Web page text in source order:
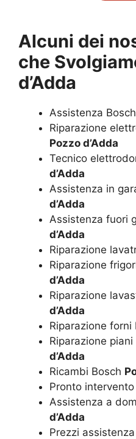
Alcuni dei
che
d’Adda
Assistenza Bosch
Riparazione
Pozzo d’Adda
Tecnico
d’Adda
Assistenza in
d’Adda
Assistenza fuori
d’Adda
Riparazione
Riparazione
d’Adda
Riparazione
d’Adda
Riparazione forni
Riparazione
d’Adda
Ricambi Bosch
Pronto intervento
Assistenza a
d’Adda
Prezzi